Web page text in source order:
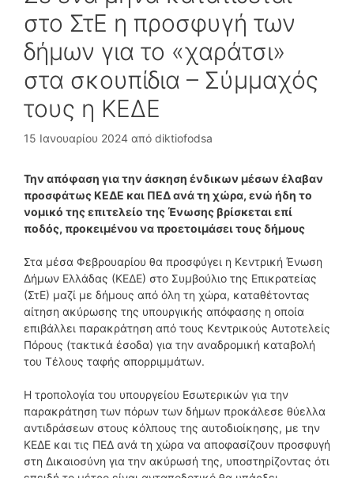
στο ΣτΕ η προσφυγή των
δήμων για το «χαράτσι»
στα σκουπίδια – Σύμμαχός
τους η ΚΕΔΕ
15 Ιανουαρίου 2024 από diktiofodsa
Την απόφαση για την άσκηση ένδικων μέσων έλαβαν
προσφάτως ΚΕΔΕ και ΠΕΔ ανά τη χώρα, ενώ ήδη το
νομικό της επιτελείο της Ένωσης βρίσκεται επί
ποδός, προκειμένου να προετοιμάσει τους δήμους
Στα μέσα Φεβρουαρίου θα προσφύγει η Κεντρική Ένωση
Δήμων Ελλάδας (ΚΕΔΕ) στο Συμβούλιο της Επικρατείας
(ΣτΕ) μαζί με δήμους από όλη τη χώρα, καταθέτοντας
αίτηση ακύρωσης της υπουργικής απόφασης η οποία
επιβάλλει παρακράτηση από τους Κεντρικούς Αυτοτελείς
Πόρους (τακτικά έσοδα) για την αναδρομική καταβολή
του Τέλους ταφής απορριμμάτων.
Η τροπολογία του υπουργείου Εσωτερικών για την
παρακράτηση των πόρων των δήμων προκάλεσε θύελλα
αντιδράσεων στους κόλπους της αυτοδιοίκησης, με την
ΚΕΔΕ και τις ΠΕΔ ανά τη χώρα να αποφασίζουν προσφυγή
στη Δικαιοσύνη για την ακύρωσή της, υποστηρίζοντας ότι